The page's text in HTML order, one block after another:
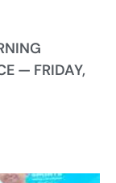
— FRIDAY,